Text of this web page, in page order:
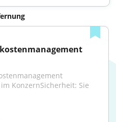
KonzernSicherheit: Sie